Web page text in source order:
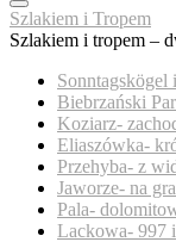
Zamknij
menu
panelu
Szlakiem i Tropem
Szlakiem i tropem –
Sonntagskögel
Biebrzański
Koziarz-
Eliaszówka-
Przehyba- z
Jaworze- na
Pala-
Lackowa- 997 i